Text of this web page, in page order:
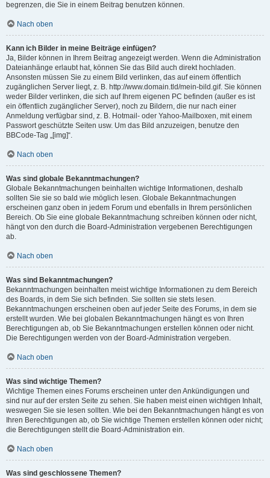
begrenzen, die Sie in einem Beitrag benutzen können.
Nach oben
Kann ich Bilder in meine Beiträge einfügen?
Ja, Bilder können in Ihrem Beitrag angezeigt werden. Wenn die Administration
Dateianhänge erlaubt hat, können Sie das Bild auch direkt hochladen.
Ansonsten müssen Sie zu einem Bild verlinken, das auf einem öffentlich
zugänglichen Server liegt, z. B. http://www.domain.tld/mein-bild.gif. Sie können
weder Bilder verlinken, die sich auf Ihrem eigenen PC befinden (außer es ist
ein öffentlich zugänglicher Server), noch zu Bildern, die nur nach einer
Anmeldung verfügbar sind, z. B. Hotmail- oder Yahoo-Mailboxen, mit einem
Passwort geschützte Seiten usw. Um das Bild anzuzeigen, benutze den
BBCode-Tag „[img]“.
Nach oben
Was sind globale Bekanntmachungen?
Globale Bekanntmachungen beinhalten wichtige Informationen, deshalb
sollten Sie sie so bald wie möglich lesen. Globale Bekanntmachungen
erscheinen ganz oben in jedem Forum und ebenfalls in Ihrem persönlichen
Bereich. Ob Sie eine globale Bekanntmachung schreiben können oder nicht,
hängt von den durch die Board-Administration vergebenen Berechtigungen
ab.
Nach oben
Was sind Bekanntmachungen?
Bekanntmachungen beinhalten meist wichtige Informationen zu dem Bereich
des Boards, in dem Sie sich befinden. Sie sollten sie stets lesen.
Bekanntmachungen erscheinen oben auf jeder Seite des Forums, in dem sie
erstellt wurden. Wie bei globalen Bekanntmachungen hängt es von Ihren
Berechtigungen ab, ob Sie Bekanntmachungen erstellen können oder nicht.
Die Berechtigungen werden von der Board-Administration vergeben.
Nach oben
Was sind wichtige Themen?
Wichtige Themen eines Forums erscheinen unter den Ankündigungen und
sind nur auf der ersten Seite zu sehen. Sie haben meist einen wichtigen Inhalt,
weswegen Sie sie lesen sollten. Wie bei den Bekanntmachungen hängt es von
Ihren Berechtigungen ab, ob Sie wichtige Themen erstellen können oder nicht;
die Berechtigungen stellt die Board-Administration ein.
Nach oben
Was sind geschlossene Themen?